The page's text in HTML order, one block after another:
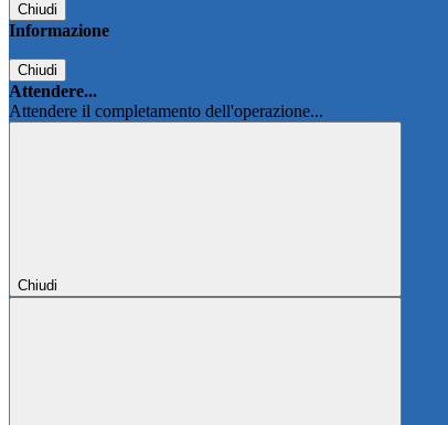
Chiudi
Informazione
Chiudi
Attendere...
Attendere il completamento dell'operazione...
Chiudi